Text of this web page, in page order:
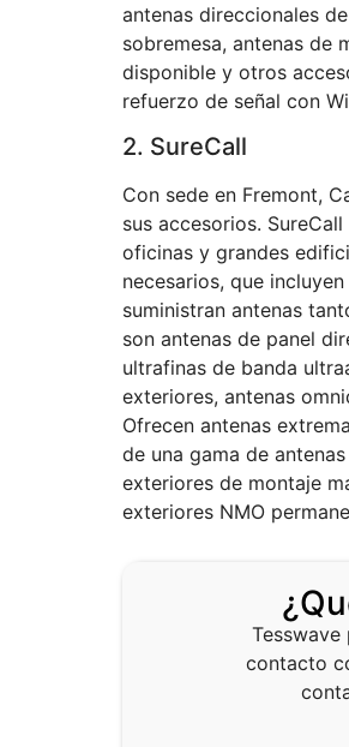
antenas direccionales
sobremesa, antenas de
disponible y otros
refuerzo de señal con
2. SureCall
Con sede en Fremont,
sus accesorios.
oficinas y grandes
necesarios, que
suministran antenas
son antenas de panel
ultrafinas de banda
exteriores, antenas
Ofrecen antenas
de una gama de
exteriores de montaje
exteriores NMO
contacto